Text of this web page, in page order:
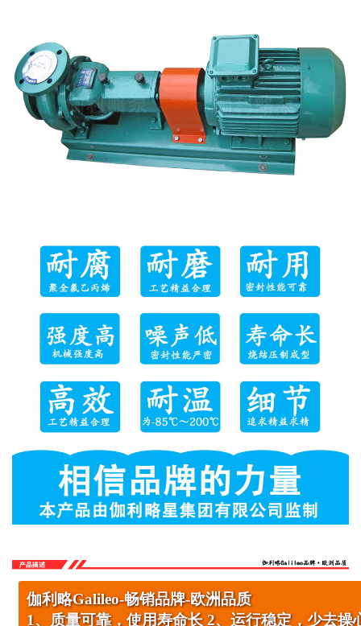
伽利略Galileo-畅销品牌-欧洲品质
1、质量可靠，使用寿命长 2、运行稳定，少去操